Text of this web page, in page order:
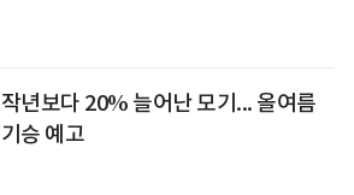
작년보다 20% 늘어난 모기... 올여름
기승 예고